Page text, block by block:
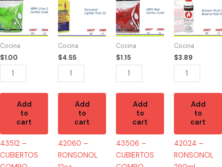
Cocina
$1.00
-
CUBIERTOS
COMBO
VERDE
LIME
(48)
quantity
Add
to
cart
43512 –
CUBIERTOS
Cocina
$4.55
-
RONSONOL
12oz
quantity
Add
to
cart
42060 –
RONSONOL
Cocina
$1.15
CUBIERTOS
COMBO
ROJOS
(48)
quantity
Add
to
cart
43506 –
CUBIERTOS
Cocina
$3.89
-
RONSONOL
290ml
quantity
Add
to
cart
42024 –
RONSONOL